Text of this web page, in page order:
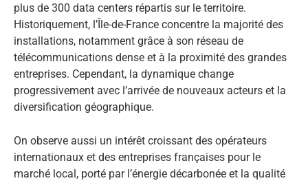
plus de 300 data centers répartis sur le territoire.
Historiquement, l’Île-de-France concentre la majorité des
installations, notamment grâce à son réseau de
télécommunications dense et à la proximité des grandes
entreprises. Cependant, la dynamique change
progressivement avec l’arrivée de nouveaux acteurs et la
diversification géographique.
On observe aussi un intérêt croissant des opérateurs
internationaux et des entreprises françaises pour le
marché local, porté par l’énergie décarbonée et la qualité